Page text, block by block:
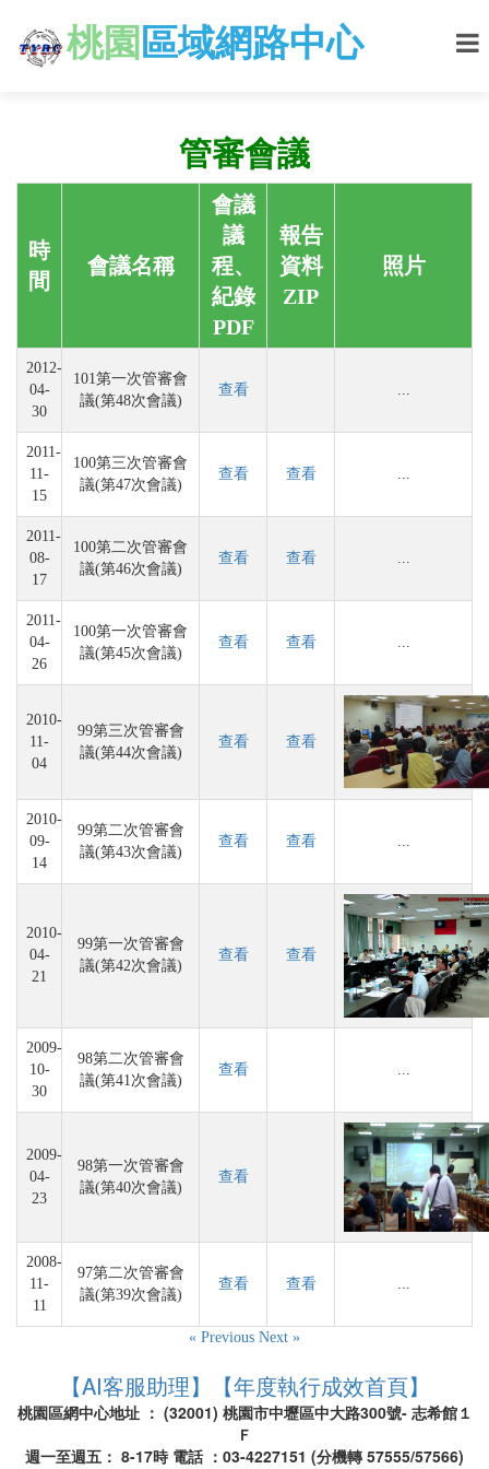
桃園 區域網路中心
管審會議
時
間
會議名稱
會議
議
程、
紀錄
PDF
報告
資料
ZIP
照片
2012-
04-
30
101第一次管審會
議(第48次會議)
查看 ...
2011-
11-
15
100第三次管審會
議(第47次會議)
查看 查看 ...
2011-
08-
17
100第二次管審會
議(第46次會議)
查看 查看 ...
2011-
04-
26
100第一次管審會
議(第45次會議)
查看 查看 ...
2010-
11-
04
99第三次管審會
議(第44次會議)
查看 查看
2010-
09-
14
99第二次管審會
議(第43次會議)
查看 查看 ...
2010-
04-
21
99第一次管審會
議(第42次會議)
查看 查看
2009-
10-
30
98第二次管審會
議(第41次會議)
查看 ...
2009-
04-
23
98第一次管審會
議(第40次會議)
查看
2008-
11-
11
97第二次管審會
議(第39次會議)
查看 查看 ...
« Previous Next »
【AI客服助理】 【年度執行成效首頁】
桃園區網中心地址 ： (32001) 桃園市中壢區中大路300號- 志希館１
Ｆ
週一至週五： 8-17時 電話 ：03-4227151 (分機轉 57555/57566)